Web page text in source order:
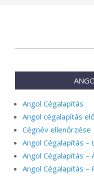
Angol Cégalapítás
Angol cégalapítás
Cégnév ellenőrzése
Angol Cégalapítás –
Angol Cégalapítás –
Angol Cégalapítás –